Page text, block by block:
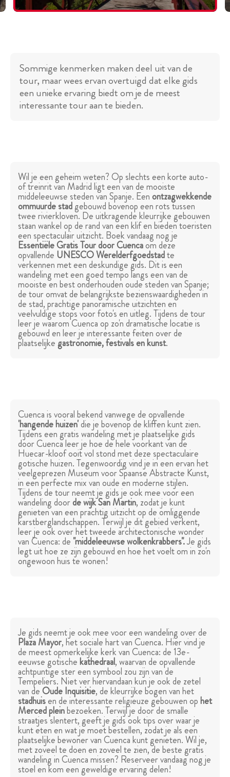
Sommige kenmerken maken deel uit van de
tour, maar wees ervan overtuigd dat elke gids
een unieke ervaring biedt om je de meest
interessante tour aan te bieden.
Wil je een geheim weten? Op slechts een korte auto-
of treinrit van Madrid ligt een van de mooiste
middeleeuwse steden van Spanje. Eenontzagwekkende
ommuurde stadgebouwd bovenop een rots tussen
twee rivierkloven. De uitkragende kleurrijke gebouwen
staan wankel op de rand van een klif en bieden toeristen
een spectaculair uitzicht. Boek vandaag nog je
Essentiële Gratis Tour door Cuencaom deze
opvallende UNESCO Werelderfgoedstadte
verkennen met een deskundige gids. Dit is een
wandeling met een goed tempo langs een van de
mooiste en best onderhouden oude steden van Spanje;
de tour omvat de belangrijkste bezienswaardigheden in
de stad, prachtige panoramische uitzichten en
veelvuldige stops voor foto's en uitleg. Tijdens de tour
leer je waarom Cuenca op zo'n dramatische locatie is
gebouwd en leer je interessante feiten over de
plaatselijke gastronomie, festivals en kunst.
Cuenca is vooral bekend vanwege de opvallende
'hangende huizen'die je bovenop de kliffen kunt zien.
Tijdens een gratis wandeling met je plaatselijke gids
door Cuenca leer je hoe de hele voorkant van de
Huecar-kloof ooit vol stond met deze spectaculaire
gotische huizen. Tegenwoordig vind je in een ervan het
veelgeprezen Museum voor Spaanse Abstracte Kunst,
in een perfecte mix van oude en moderne stijlen.
Tijdens de tour neemt je gids je ook mee voor een
wandeling doorde wijk San Martin, zodat je kunt
genieten van een prachtig uitzicht op de omliggende
karstberglandschappen. Terwijl je dit gebied verkent,
leer je ook over het tweede architectonische wonder
van Cuenca: de "middeleeuwse wolkenkrabbers".Je gids
legt uit hoe ze zijn gebouwd en hoe het voelt om in zo'n
ongewoon huis te wonen!
Je gids neemt je ook mee voor een wandeling over de
Plaza Mayor, het sociale hart van Cuenca. Hier vind je
de meest opmerkelijke kerk van Cuenca: de 13e-
eeuwse gotischekathedraal, waarvan de opvallende
achtpuntige ster een symbool zou zijn van de
Tempeliers. Niet ver hiervandaan kun je ook de zetel
van deOude Inquisitie, de kleurrijke bogen van het
stadhuisen de interessante religieuze gebouwen ophet
Merced pleinbezoeken. Terwijl je door de smalle
straatjes slentert, geeft je gids ook tips over waar je
kunt eten en wat je moet bestellen, zodat je als een
plaatselijke bewoner van Cuenca kunt genieten. Wil je,
met zoveel te doen en zoveel te zien, de beste gratis
wandeling in Cuenca missen? Reserveer vandaag nog je
stoel en kom een geweldige ervaring delen!